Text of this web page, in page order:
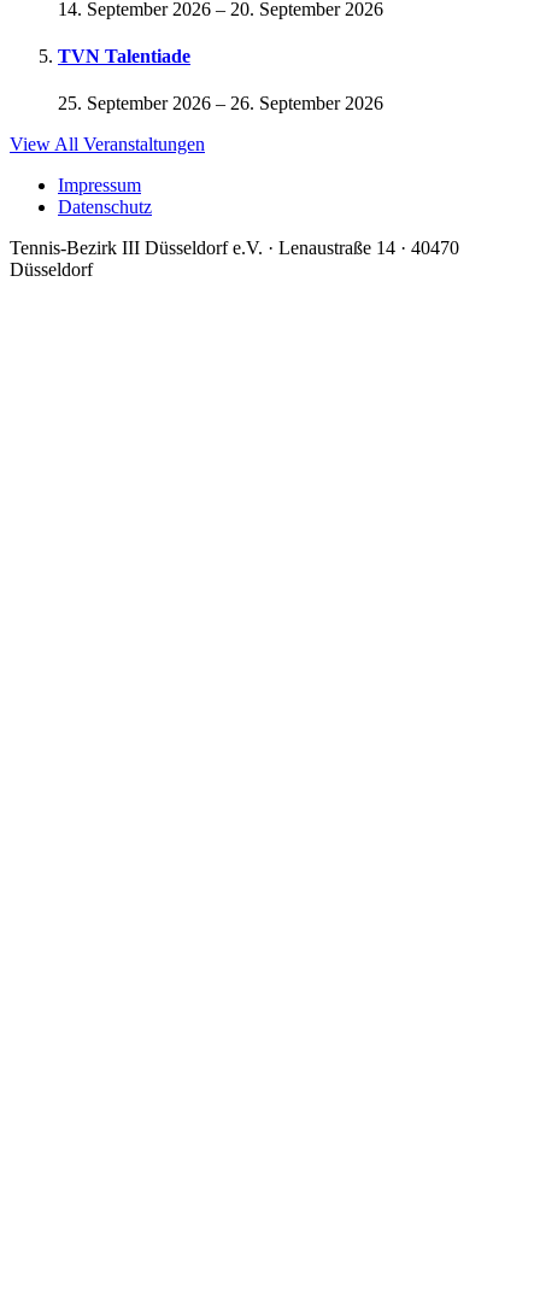
14. September 2026 – 20. September 2026
TVN Talentiade
25. September 2026 – 26. September 2026
View All Veranstaltungen
Impressum
Datenschutz
Tennis-Bezirk III Düsseldorf e.V. · Lenaustraße 14 · 40470
Düsseldorf